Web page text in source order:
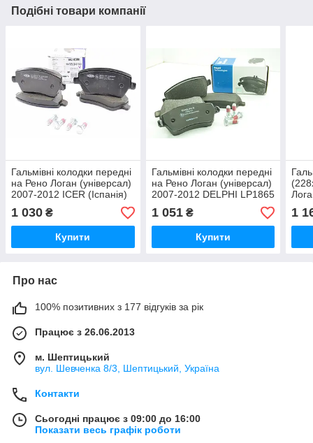
Подібні товари компанії
Гальмівні колодки передні
на Рено Логан (універсал)
2007-2012 ICER (Іспанія)
181534700
1 030 ₴
Купити
Гальмівні колодки передні
на Рено Логан (універсал)
2007-2012 DELPHI LP1865
1 051₴
Купити
1
Про нас
100% позитивних з 177 відгуків за рік
Працює з 26.06.2013
м. Шептицький
вул. Шевченка 8/3, Шептицький, Україна
Контакти
Сьогодні працює з 09:00 до 16:00
Показати весь графік роботи